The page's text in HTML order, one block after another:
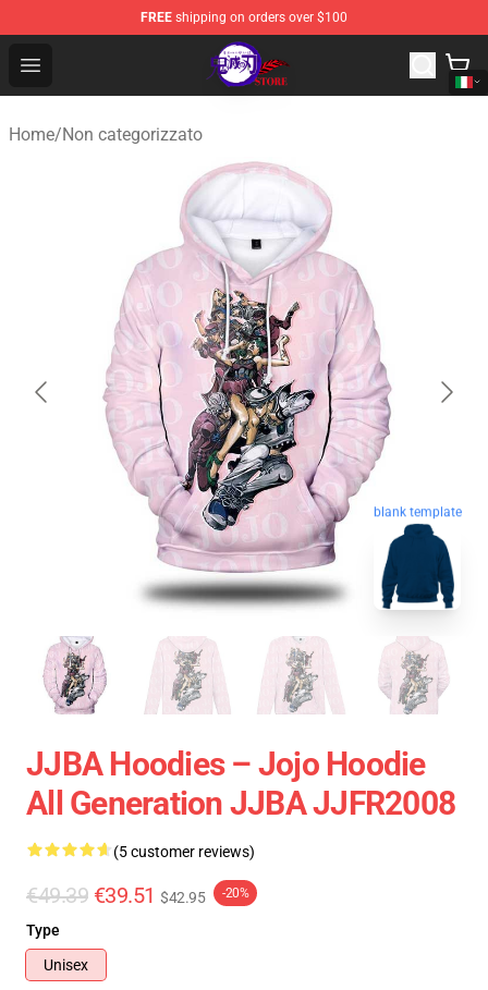
FREE shipping on orders over $100
Open menu
Kimetsu no Yaiba Store - Official Kimetsu no Yaiba
Home/Non categorizzato
blank template
JJBA Hoodies – Jojo Hoodie
All Generation JJBA JJFR2008
(5 customer reviews)
€49.39 €39.51 $42.95 -20%
Type
Unisex